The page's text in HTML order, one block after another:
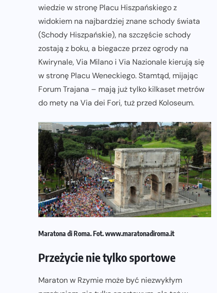
wiedzie w stronę Placu Hiszpańskiego z
widokiem na najbardziej znane schody świata
(Schody Hiszpańskie), na szczęście schody
zostają z boku, a biegacze przez ogrody na
Kwirynale, Via Milano i Via Nazionale kierują się
w stronę Placu Weneckiego. Stamtąd, mijając
Forum Trajana – mają już tylko kilkaset metrów
do mety na Via dei Fori, tuż przed Koloseum.
Maratona di Roma. Fot. www.maratonadiroma.it
Przeżycie nie tylko sportowe
Maraton w Rzymie może być niezwykłym